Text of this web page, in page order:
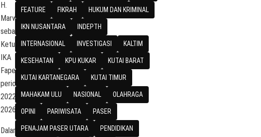
H.
Marwan
sebagai
Ketua
IKA
Faperta
periode
2022-
2026.
Dalam
FEATURE FIKRAH HUKUM DAN KRIMINAL
IKN NUSANTARA INDEPTH
INTERNASIONAL INVESTIGASI KALTIM
KESEHATAN KPU KUKAR KUTAI BARAT
KUTAI KARTANEGARA KUTAI TIMUR
MAHAKAM ULU NASIONAL OLAHRAGA
OPINI PARIWISATA PASER
PENAJAM PASER UTARA PENDIDIKAN